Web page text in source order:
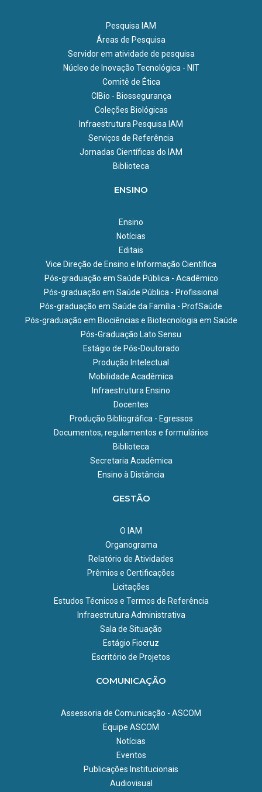
Pesquisa IAM
Áreas de Pesquisa
Servidor em atividade de pesquisa
Núcleo de Inovação Tecnológica - NIT
Comitê de Ética
CIBio - Biossegurança
Coleções Biológicas
Infraestrutura Pesquisa IAM
Serviços de Referência
Jornadas Científicas do IAM
Biblioteca
ENSINO
Ensino
Notícias
Editais
Vice Direção de Ensino e Informação Científica
Pós-graduação em Saúde Pública - Acadêmico
Pós-graduação em Saúde Pública - Profissional
Pós-graduação em Saúde da Família - ProfSaúde
Pós-graduação em Biociências e Biotecnologia em Saúde
Pós-Graduação Lato Sensu
Estágio de Pós-Doutorado
Produção Intelectual
Mobilidade Acadêmica
Infraestrutura Ensino
Docentes
Produção Bibliográfica - Egressos
Documentos, regulamentos e formulários
Biblioteca
Secretaria Acadêmica
Ensino à Distância
GESTÃO
O IAM
Organograma
Relatório de Atividades
Prêmios e Certificações
Licitações
Estudos Técnicos e Termos de Referência
Infraestrutura Administrativa
Sala de Situação
Estágio Fiocruz
Escritório de Projetos
COMUNICAÇÃO
Assessoria de Comunicação - ASCOM
Equipe ASCOM
Notícias
Eventos
Publicações Institucionais
Audiovisual